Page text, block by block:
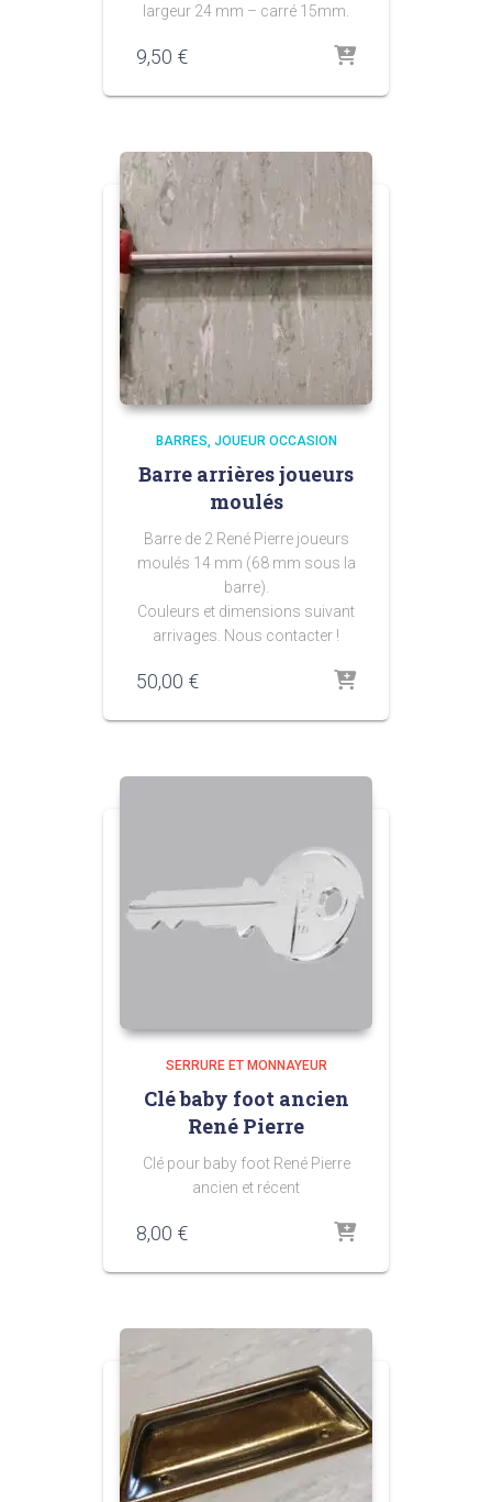
largeur 24 mm – carré 15mm.
9,50 €
BARRES JOUEUR OCCASION
Barre arrières joueurs
moulés
Barre de 2 René Pierre joueurs
moulés 14 mm (68 mm sous la
barre).
Couleurs et dimensions suivant
arrivages. Nous contacter !
50,00 €
SERRURE ET MONNAYEUR
Clé baby foot ancien
René Pierre
Clé pour baby foot René Pierre
ancien et récent
8,00 €